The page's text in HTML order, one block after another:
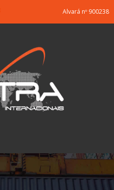
Alvará nº 900238